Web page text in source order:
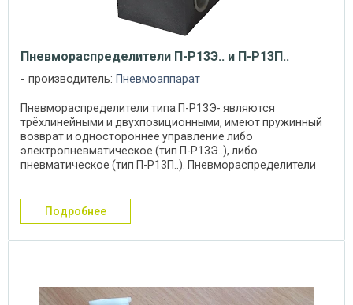
Пневмораспределители П-Р13Э.. и П-Р13П..
производитель: Пневмоаппарат
Пневмораспределители типа П-Р13Э- являются
трёхлинейными и двухпозиционными, имеют пружинный
возврат и одностороннее управление либо
электропневматическое (тип П-Р13Э..), либо
пневматическое (тип П-Р13П..). Пневмораспределители
подробнее